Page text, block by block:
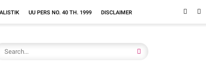
UU PERS NO. 40 TH. 1999 DISCLAIMER